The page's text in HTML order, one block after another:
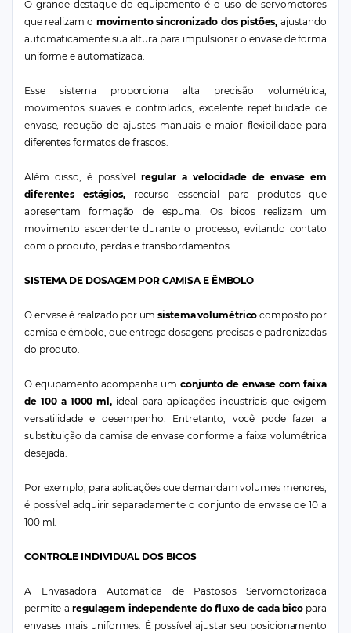
O grande destaque do equipamento é o uso de servomotores
que realizam o movimento sincronizado dos pistões, ajustando
automaticamente sua altura para impulsionar o envase de forma
uniforme e automatizada.
Esse sistema proporciona alta precisão volumétrica,
movimentos suaves e controlados, excelente repetibilidade de
envase, redução de ajustes manuais e maior flexibilidade para
diferentes formatos de frascos.
Além disso, é possívelregular a velocidade de envase em
diferentes estágios,recurso essencial para produtos que
apresentam formação de espuma. Os bicos realizam um
movimento ascendente durante o processo, evitando contato
com o produto, perdas e transbordamentos.
SISTEMA DE DOSAGEM POR CAMISA E ÊMBOLO
O envase é realizado por umsistema volumétricocomposto por
camisa e êmbolo, que entrega dosagens precisas e padronizadas
do produto.
O equipamento acompanha umconjunto de envase com faixa
de 100 a 1000 ml, ideal para aplicações industriais que exigem
versatilidade e desempenho. Entretanto, você pode fazer a
substituição da camisa de envase conforme a faixa volumétrica
desejada.
Por exemplo, para aplicações que demandam volumes menores,
é possível adquirir separadamente o conjunto de envase de 10 a
100 ml.
CONTROLE INDIVIDUAL DOS BICOS
A Envasadora Automática de Pastosos Servomotorizada
permite aregulagem independente do fluxo de cada bicopara
envases mais uniformes. É possível ajustar seu posicionamento